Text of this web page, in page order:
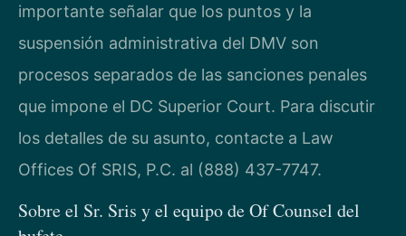
importante señalar que los puntos y la
suspensión administrativa del DMV son
procesos separados de las sanciones penales
que impone el DC Superior Court. Para discutir
los detalles de su asunto, contacte a Law
Offices Of SRIS, P.C. al (888) 437-7747.
Sobre el Sr. Sris y el equipo de Of Counsel del